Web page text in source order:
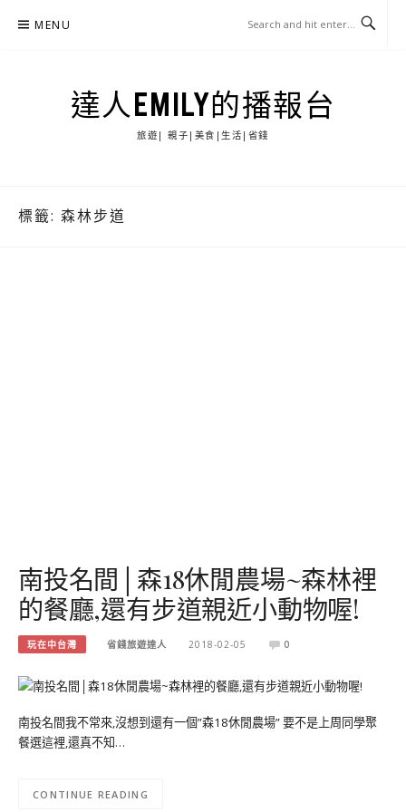
MENU
達人EMILY的播報台
旅遊| 親子|美食|生活|省錢
標籤: 森林步道
南投名間│森18休閒農場~森林裡
的餐廳,還有步道親近小動物喔!
玩在中台灣 省錢旅遊達人 2018-02-05 0
南投名間我不常來,沒想到還有一個”森18休閒農場” 要不是上周同學聚
餐選這裡,還真不知…
CONTINUE READING